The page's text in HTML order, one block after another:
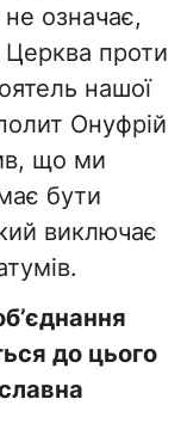
означає,
Церква проти
нашої
Онуфрій
що ми
бути
виключає
до цього